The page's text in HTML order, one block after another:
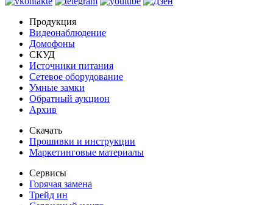
Продукция
Видеонаблюдение
Домофоны
СКУД
Источники питания
Сетевое оборудование
Умные замки
Обратный аукцион
Архив
Скачать
Прошивки и инструкции
Маркетинговые материалы
Сервисы
Горячая замена
Трейд ин